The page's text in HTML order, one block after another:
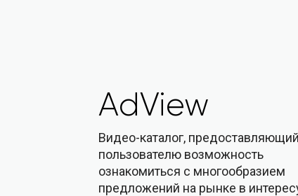
AdView
Видео-каталог, предоставляющий
пользователю возможность
ознакомиться с многообразием
предложений на рынке в